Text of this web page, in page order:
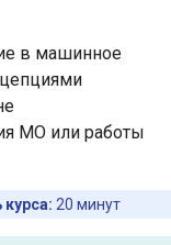
в машинное
МО или работы
20 минут